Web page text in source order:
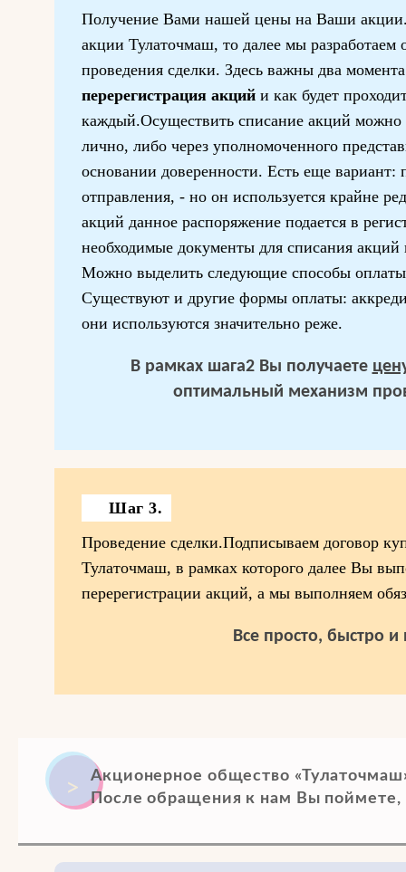
Получение Вами нашей цены на Ваши акции.
акции Тулаточмаш, то далее мы разработаем
проведения сделки. Здесь важны два
перерегистрация акций и как будет
каждый.Осуществить списание акций можно
лично, либо через уполномоченного
основании доверенности. Есть еще вариант:
отправления, - но он используется крайне
акций данное распоряжение подается в
необходимые документы для списания
Можно выделить следующие способы
Существуют и другие формы оплаты:
они используются значительно реже.
В рамках шага2 Вы получаете
оптимальный механизм
Шаг 3.
Проведение сделки.Подписываем договор
Тулаточмаш, в рамках которого далее Вы
перерегистрации акций, а мы выполняем
Все просто, быстро и
Акционерное общество
После обращения к нам Вы поймете,